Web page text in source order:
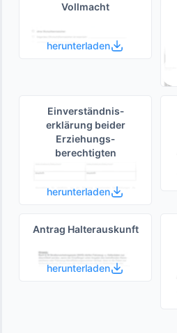
Vollmacht
herunterladen
Einverständnis­
erklärung beider
Erziehungs­
berechtigten
herunterladen
Antrag Halterauskunft
herunterladen